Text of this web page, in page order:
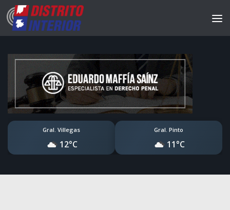
Gral. Villegas
12°C
Gral. Pinto
11°C